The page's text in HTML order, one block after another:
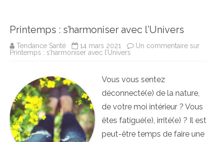
Printemps : s’harmoniser avec l’Univers
Tendance Santé 14 mars 2021 Un commentaire sur
Printemps : s’harmoniser avec l’Univers
Vous vous sentez
déconnecté(e) de la nature,
de votre moi intérieur ? Vous
êtes fatigué(e), irrité(e) ? Il est
peut-être temps de faire une